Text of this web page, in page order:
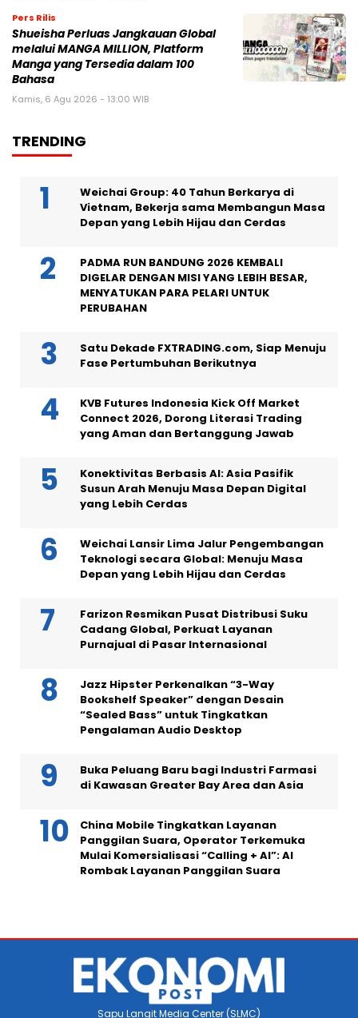
Pers Rilis
Shueisha Perluas Jangkauan Global
melalui MANGA MILLION, Platform
Manga yang Tersedia dalam 100
Bahasa
Kamis, 6 Agu 2026 - 13:00 WIB
TRENDING
Weichai Group: 40 Tahun Berkarya di
Vietnam, Bekerja sama Membangun Masa
Depan yang Lebih Hijau dan Cerdas
PADMA RUN BANDUNG 2026 KEMBALI
DIGELAR DENGAN MISI YANG LEBIH BESAR,
MENYATUKAN PARA PELARI UNTUK
PERUBAHAN
Satu Dekade FXTRADING.com, Siap Menuju
Fase Pertumbuhan Berikutnya
KVB Futures Indonesia Kick Off Market
Connect 2026, Dorong Literasi Trading
yang Aman dan Bertanggung Jawab
Konektivitas Berbasis AI: Asia Pasifik
Susun Arah Menuju Masa Depan Digital
yang Lebih Cerdas
Weichai Lansir Lima Jalur Pengembangan
Teknologi secara Global: Menuju Masa
Depan yang Lebih Hijau dan Cerdas
Farizon Resmikan Pusat Distribusi Suku
Cadang Global, Perkuat Layanan
Purnajual di Pasar Internasional
Jazz Hipster Perkenalkan “3-Way
Bookshelf Speaker” dengan Desain
“Sealed Bass” untuk Tingkatkan
Pengalaman Audio Desktop
Buka Peluang Baru bagi Industri Farmasi
di Kawasan Greater Bay Area dan Asia
China Mobile Tingkatkan Layanan
Panggilan Suara, Operator Terkemuka
Mulai Komersialisasi “Calling + AI”: AI
Rombak Layanan Panggilan Suara
Sapu Langit Media Center (SLMC)